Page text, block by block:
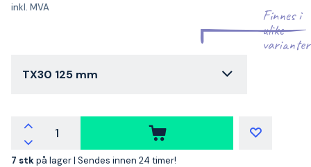
inkl. MVA
Finnes i
ulike
varianter
TX30 125 mm
7 stkpå lager | Sendes innen 24 timer!